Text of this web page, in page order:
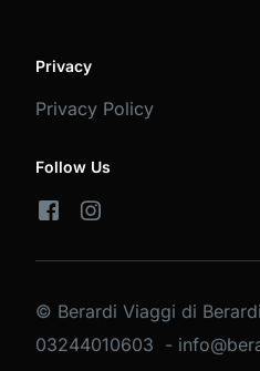
Privacy
Privacy Policy
Follow Us
© Berardi Viaggi di
03244010603 -